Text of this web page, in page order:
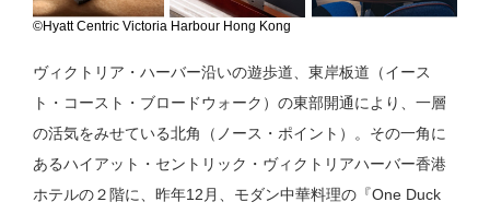
©Hyatt Centric Victoria Harbour Hong Kong
ヴィクトリア・ハーバー沿いの遊歩道、東岸板道（イース
ト・コースト・ブロードウォーク）の東部開通により、一層
の活気をみせている北角（ノース・ポイント）。その一角に
あるハイアット・セントリック・ヴィクトリアハーバー香港
ホテルの２階に、昨年12月、モダン中華料理の『One Duck